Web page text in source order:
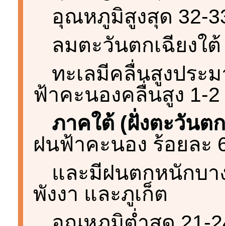
อุณหภูมิสูงสุด 32-
ลมตะวันตกเฉียงใ
ทะเลมีคลื่นสูงประ
ฟ้าคะนองคลื่นสูง 1-2
ภาคใต้ (ฝั่งตะวันต
ฝนฟ้าคะนอง ร้อยละ
และมีฝนตกหนักบา
พังงา และภูเก็ต